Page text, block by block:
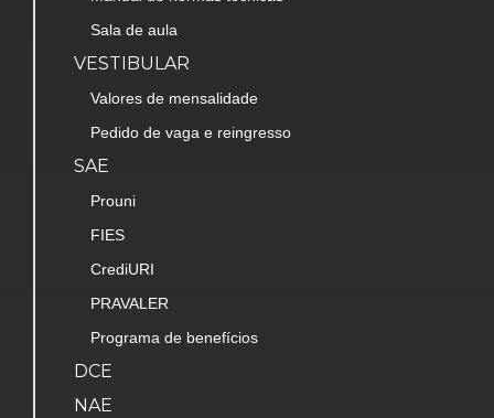
Sala de aula
VESTIBULAR
Valores de mensalidade
Pedido de vaga e reingresso
SAE
Prouni
FIES
CrediURI
PRAVALER
Programa de benefícios
DCE
NAE